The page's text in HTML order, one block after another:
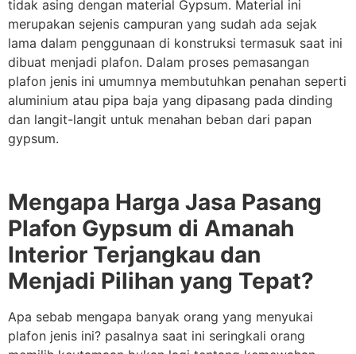
tidak asing dengan material Gypsum. Material ini
merupakan sejenis campuran yang sudah ada sejak
lama dalam penggunaan di konstruksi termasuk saat ini
dibuat menjadi plafon. Dalam proses pemasangan
plafon jenis ini umumnya membutuhkan penahan seperti
aluminium atau pipa baja yang dipasang pada dinding
dan langit-langit untuk menahan beban dari papan
gypsum.
Mengapa Harga Jasa Pasang
Plafon Gypsum di Amanah
Interior Terjangkau dan
Menjadi Pilihan yang Tepat?
Apa sebab mengapa banyak orang yang menyukai
plafon jenis ini? pasalnya saat ini seringkali orang